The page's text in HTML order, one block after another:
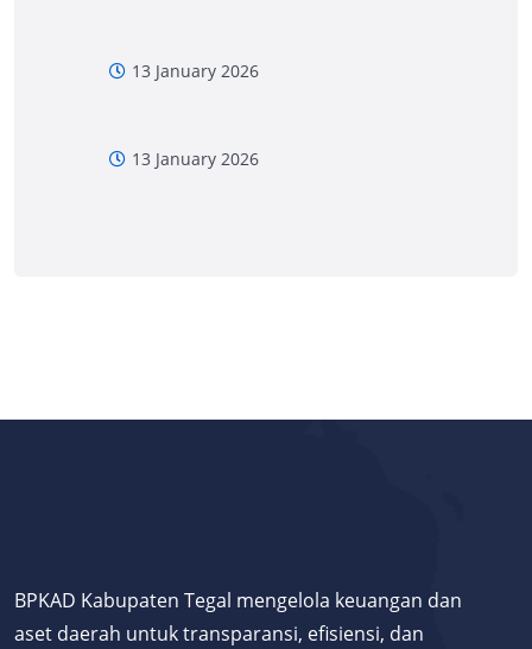
13 January 2026
13 January 2026
BPKAD Kabupaten Tegal mengelola keuangan dan
aset daerah untuk transparansi, efisiensi, dan